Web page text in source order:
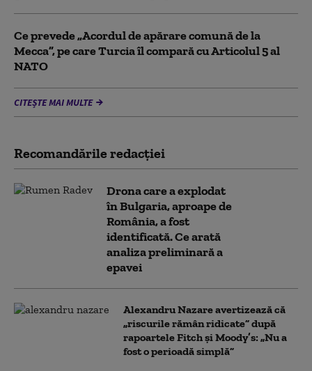
Ce prevede „Acordul de apărare comună de la
Mecca”, pe care Turcia îl compară cu Articolul 5 al
NATO
CITEȘTE MAI MULTE
Recomandările redacţiei
Drona care a explodat
în Bulgaria, aproape de
România, a fost
identificată. Ce arată
analiza preliminară a
epavei
Alexandru Nazare avertizează că
„riscurile rămân ridicate” după
rapoartele Fitch și Moody’s: „Nu a
fost o perioadă simplă”